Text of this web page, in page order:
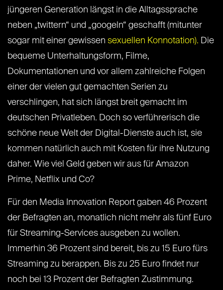
jüngeren Generation längst in die Alltagssprache
neben „twittern“ und „googeln“ geschafft (mitunter
sogar mit einer gewissen sexuellen Konnotation). Die
bequeme Unterhaltungsform, Filme,
Dokumentationen und vor allem zahlreiche Folgen
einer der vielen gut gemachten Serien zu
verschlingen, hat sich längst breit gemacht im
deutschen Privatleben. Doch so verführerisch die
schöne neue Welt der Digital-Dienste auch ist, sie
kommen natürlich auch mit Kosten für ihre Nutzung
daher. Wie viel Geld geben wir aus für Amazon
Prime, Netflix und Co?
Für den Media Innovation Report gaben 46 Prozent
der Befragten an, monatlich nicht mehr als fünf Euro
für Streaming-Services ausgeben zu wollen.
Immerhin 36 Prozent sind bereit, bis zu 15 Euro fürs
Streaming zu berappen. Bis zu 25 Euro findet nur
noch bei 13 Prozent der Befragten Zustimmung.